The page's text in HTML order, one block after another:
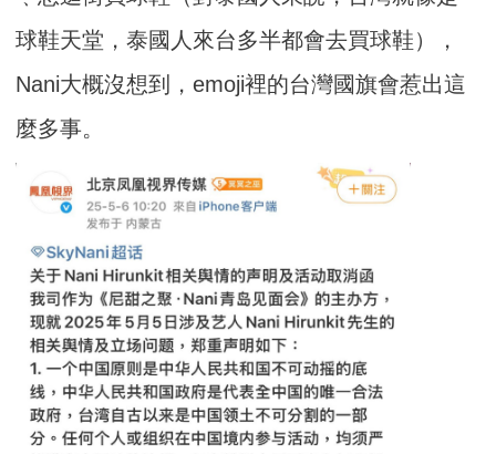
球鞋天堂，泰國人來台多半都會去買球鞋），
Nani大概沒想到，emoji裡的台灣國旗會惹出這
麼多事。